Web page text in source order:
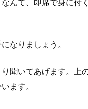
んて、即席で身に付
なりましょう。
聞いてあげます。上
ます。